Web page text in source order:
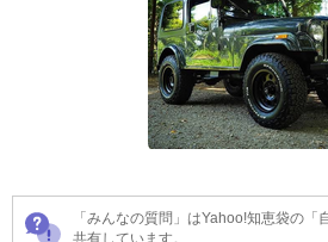
「みんなの質問」はYahoo!知恵袋の
共有しています。